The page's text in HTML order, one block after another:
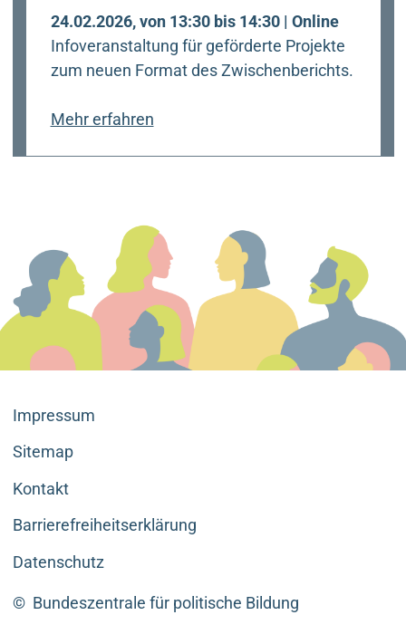
24.02.2026, von 13:30 bis 14:30 | Online
Infoveranstaltung für geförderte Projekte
zum neuen Format des Zwischenberichts.
Mehr erfahrenzu
Neues
Format
des
Zwischenberichts
Impressum
Sitemap
Kontakt
Barrierefreiheitserklärung
Datenschutz
© Bundeszentrale für politische Bildung